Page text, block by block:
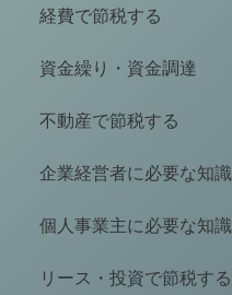
経費で節税する
資金繰り・資金調達
不動産で節税する
企業経営者に必要な知識
個人事業主に必要な知識
リース・投資で節税する